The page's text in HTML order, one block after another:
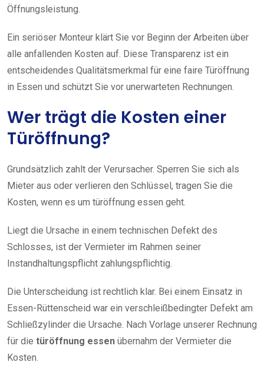
Öffnungsleistung.
Ein seriöser Monteur klärt Sie vor Beginn der Arbeiten über
alle anfallenden Kosten auf. Diese Transparenz ist ein
entscheidendes Qualitätsmerkmal für eine faire Türöffnung
in Essen und schützt Sie vor unerwarteten Rechnungen.
Wer trägt die Kosten einer
Türöffnung?
Grundsätzlich zahlt der Verursacher. Sperren Sie sich als
Mieter aus oder verlieren den Schlüssel, tragen Sie die
Kosten, wenn es um türöffnung essen geht.
Liegt die Ursache in einem technischen Defekt des
Schlosses, ist der Vermieter im Rahmen seiner
Instandhaltungspflicht zahlungspflichtig.
Die Unterscheidung ist rechtlich klar. Bei einem Einsatz in
Essen-Rüttenscheid war ein verschleißbedingter Defekt am
Schließzylinder die Ursache. Nach Vorlage unserer Rechnung
für die türöffnung essen übernahm der Vermieter die
Kosten.